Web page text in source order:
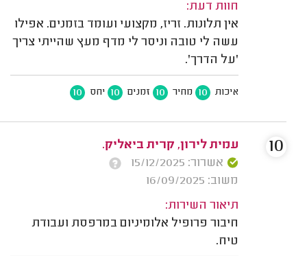
חוות דעת:
אין תלונות. זריז, מקצועי ועומד בזמנים. אפילו
עשה לי טובה וניסר לי מדף מעץ שהייתי צריך
'על הדרך'.
איכות 10 מחיר 10 זמנים 10 יחס 10
עמית לירון, קרית ביאליק.
אשרור: 15/12/2025
משוב: 16/09/2025
תיאור השירות:
חיבור פרופיל אלומיניום במרפסת ועבודת
טיח.
10